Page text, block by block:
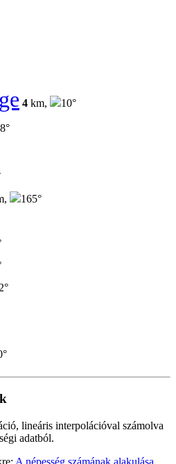
4 km, 10°
165°
lineáris interpolációval számolva
adatból.
A népesség számának alakulása,